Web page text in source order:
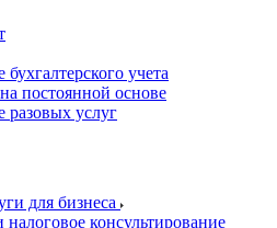
учета
постоянной основе
разовых услуг
для бизнеса
налоговое консультирование